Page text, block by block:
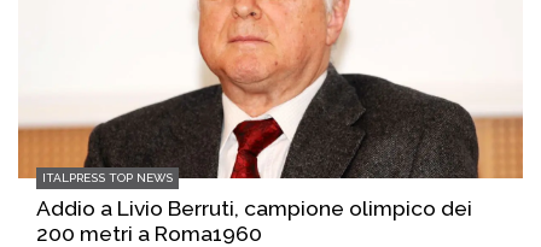
ITALPRESS TOP NEWS
Addio a Livio Berruti, campione olimpico dei
200 metri a Roma1960